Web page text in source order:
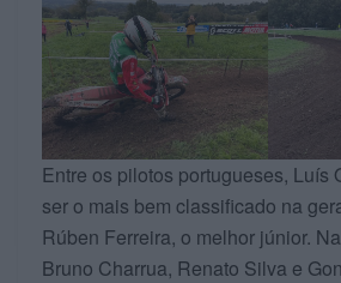
Entre os pilotos portugueses, Luís
ser o mais bem classificado na
Rúben Ferreira, o melhor júnior.
Bruno Charrua, Renato Silva e